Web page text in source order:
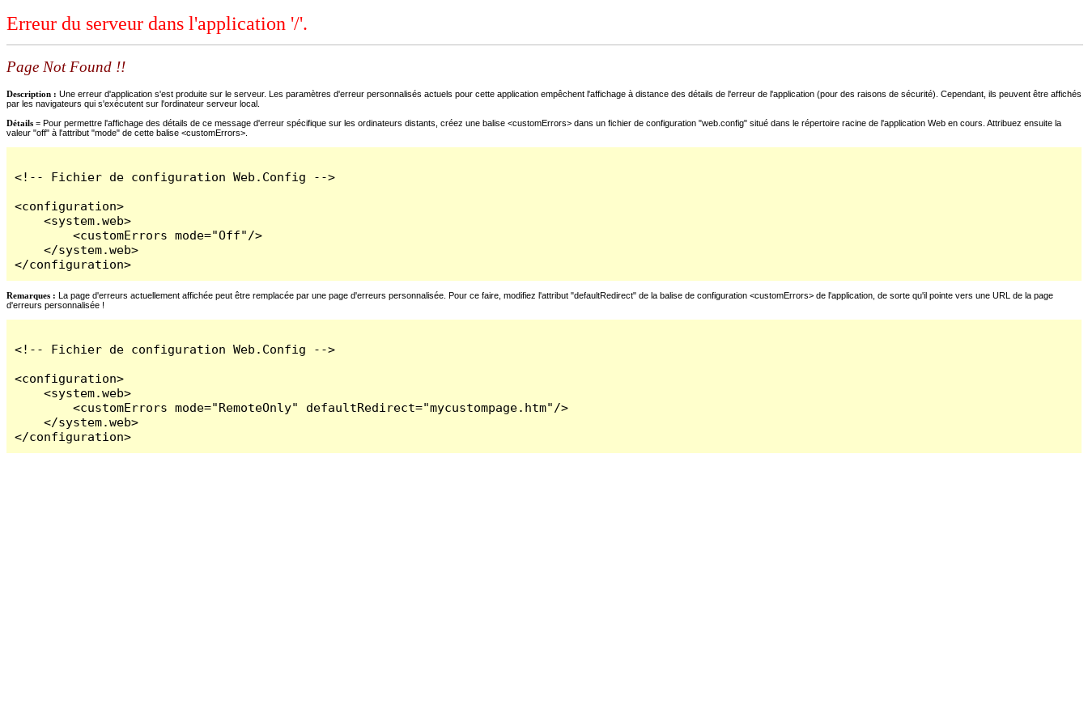
Erreur du serveur dans l'application '/'.
Page Not Found !!
Description : Une erreur d'application s'est produite sur le serveur. Les paramètres d'erreur personnalisés actuels pour cette application empêchent l'affichage à distance des détails de l'erreur de l'application (pour des raisons de sécurité). Cependant, ils peuvent être affichés
par les navigateurs qui s'exécutent sur l'ordinateur serveur local.
Détails = Pour permettre l'affichage des détails de ce message d'erreur spécifique sur les ordinateurs distants, créez une balise <customErrors> dans un fichier de configuration "web.config" situé dans le répertoire racine de l'application Web en cours. Attribuez ensuite la
valeur "off" à l'attribut "mode" de cette balise <customErrors>.
<!-- Fichier de configuration Web.Config -->
<configuration>
    <system.web>
        <customErrors mode="Off"/>
    </system.web>
</configuration>
Remarques : La page d'erreurs actuellement affichée peut être remplacée par une page d'erreurs personnalisée. Pour ce faire, modifiez l'attribut "defaultRedirect" de la balise de configuration <customErrors> de l'application, de sorte qu'il pointe vers une URL de la page
d'erreurs personnalisée !
<!-- Fichier de configuration Web.Config -->
<configuration>
    <system.web>
        <customErrors mode="RemoteOnly" defaultRedirect="mycustompage.htm"/>
    </system.web>
</configuration>